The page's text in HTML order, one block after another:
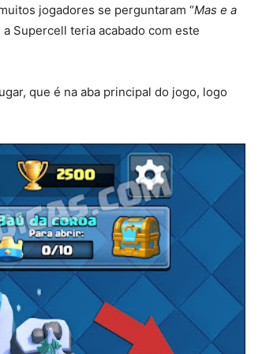
jogadores se perguntaram “Mas e a
Supercell teria acabado com este
que é na aba principal do jogo, logo